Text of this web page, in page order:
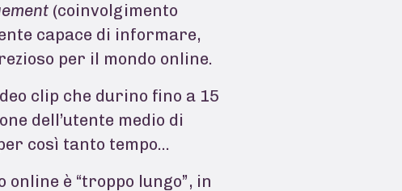
(coinvolgimento
capace di informare,
per il mondo online.
clip che durino fino a 15
dell’utente medio di
così tanto tempo…
è “troppo lungo”, in